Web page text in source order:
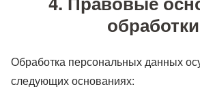
обработки
Обработка персональных данных
следующих основаниях: